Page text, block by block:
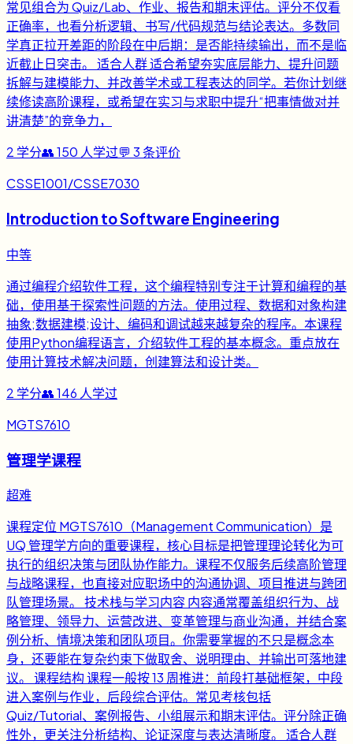
常见组合为 Quiz/Lab、作业、报告和期末评估。评分不仅看
正确率，也看分析逻辑、书写/代码规范与结论表达。多数同
学真正拉开差距的阶段在中后期：是否能持续输出，而不是临
近截止日突击。 适合人群 适合希望夯实底层能力、提升问题
拆解与建模能力、并改善学术或工程表达的同学。若你计划继
续修读高阶课程，或希望在实习与求职中提升“把事情做对并
讲清楚”的竞争力，
2 学分👥150 人学过💬 3条评价
CSSE1001/CSSE7030
Introduction to Software Engineering
中等
通过编程介绍软件工程，这个编程特别专注于计算和编程的基
础，使用基于探索性问题的方法。使用过程、数据和对象构建
抽象;数据建模;设计、编码和调试越来越复杂的程序。本课程
使用Python编程语言，介绍软件工程的基本概念。重点放在
使用计算技术解决问题，创建算法和设计类。
2 学分👥146 人学过
MGTS7610
管理学课程
超难
课程定位 MGTS7610（Management Communication）是
UQ 管理学方向的重要课程，核心目标是把管理理论转化为可
执行的组织决策与团队协作能力。课程不仅服务后续高阶管理
与战略课程，也直接对应职场中的沟通协调、项目推进与跨团
队管理场景。 技术栈与学习内容 内容通常覆盖组织行为、战
略管理、领导力、运营改进、变革管理与商业沟通，并结合案
例分析、情境决策和团队项目。你需要掌握的不只是概念本
身，还要能在复杂约束下做取舍、说明理由、并输出可落地建
议。 课程结构 课程一般按 13 周推进：前段打基础框架，中段
进入案例与作业，后段综合评估。常见考核包括
Quiz/Tutorial、案例报告、小组展示和期末评估。评分除正确
性外，更关注分析结构、论证深度与表达清晰度。 适合人群